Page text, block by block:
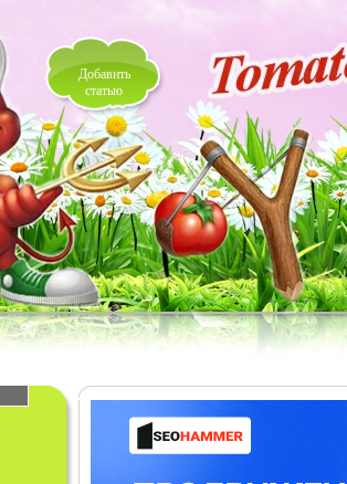
Добавить
статью